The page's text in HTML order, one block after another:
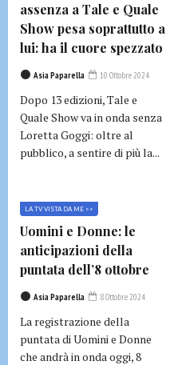
assenza a Tale e Quale
Show pesa soprattutto a
lui: ha il cuore spezzato
Asia Paparella 10 Ottobre 2024
Dopo 13 edizioni, Tale e
Quale Show va in onda senza
Loretta Goggi: oltre al
pubblico, a sentire di più la...
LA TV VISTA DA ME >>
Uomini e Donne: le
anticipazioni della
puntata dell’8 ottobre
Asia Paparella 8 Ottobre 2024
La registrazione della
puntata di Uomini e Donne
che andrà in onda oggi, 8